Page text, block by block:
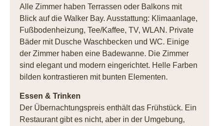
Alle Zimmer haben Terrassen oder Balkons mit
Blick auf die Walker Bay. Ausstattung: Klimaanlage,
Fußbodenheizung, Tee/Kaffee, TV, WLAN. Private
Bäder mit Dusche Waschbecken und WC. Einige
der Zimmer haben eine Badewanne. Die Zimmer
sind elegant und modern eingerichtet. Helle Farben
bilden kontrastieren mit bunten Elementen.
Essen & Trinken
Der Übernachtungspreis enthält das Frühstück. Ein
Restaurant gibt es nicht, aber in der Umgebung,